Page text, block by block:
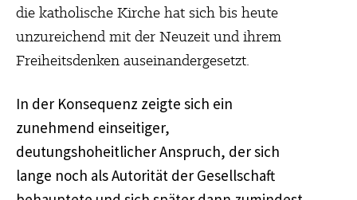
die katholische Kirche hat sich bis heute
unzureichend mit der Neuzeit und ihrem
Freiheitsdenken auseinandergesetzt.
In der Konsequenz zeigte sich ein
zunehmend einseitiger,
deutungshoheitlicher Anspruch, der sich
lange noch als Autorität der Gesellschaft